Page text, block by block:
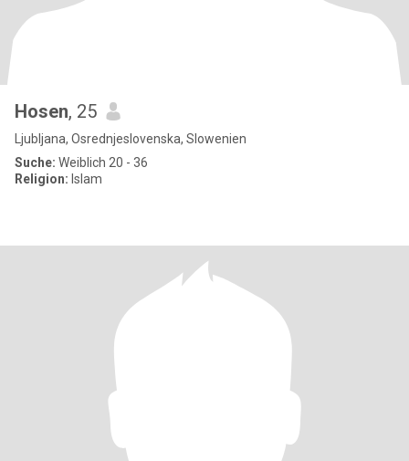
Hosen, 25
Ljubljana, Osrednjeslovenska, Slowenien
Suche: Weiblich 20 - 36
Religion: Islam